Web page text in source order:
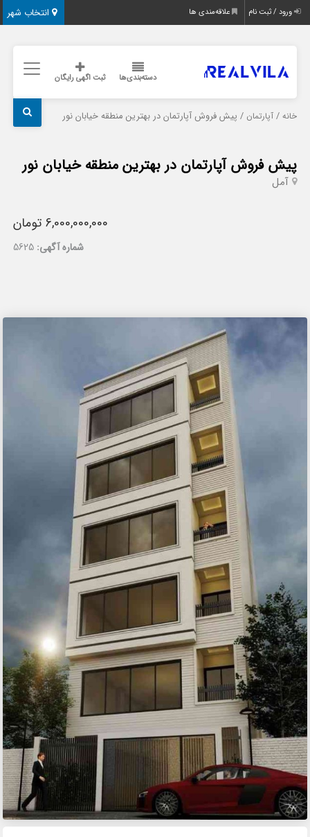
انتخاب شهر ورود / ثبت نام علاقه‌مندی ها
دسته‌بندی‌ها ثبت اگهی رایگان
خانه /آپارتمان / پیش فروش آپارتمان در بهترین منطقه خیابان نور
پیش فروش آپارتمان در بهترین منطقه خیابان نور
آمل
6,000,000,000 تومان
شماره آگهی: 5625